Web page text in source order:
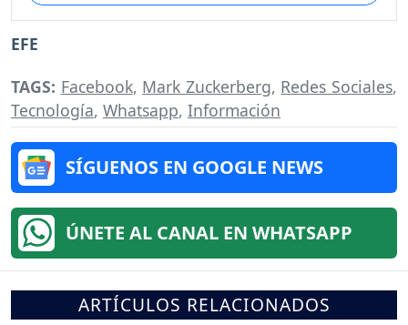
EFE
TAGS: Facebook, Mark Zuckerberg, Redes Sociales,
Tecnología, Whatsapp, Información
SÍGUENOS EN GOOGLE NEWS
ÚNETE AL CANAL EN WHATSAPP
ARTÍCULOS RELACIONADOS